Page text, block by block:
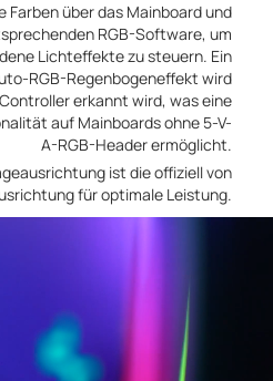
Farben über das Mainboard und
RGB-Software, um
Lichteffekte zu steuern. Ein
RGB-Regenbogeneffekt wird
erkannt wird, was eine
auf Mainboards ohne 5-V-
A-RGB-Header ermöglicht.
ist die offiziell von
für optimale Leistung.